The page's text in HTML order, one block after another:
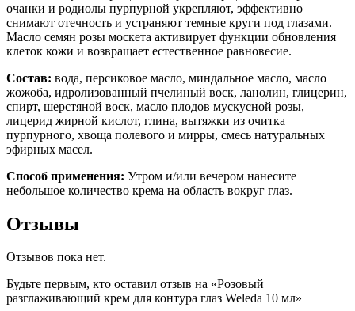
очанки и родиолы пурпурной укрепляют, эффективно
снимают отечность и устраняют темные круги под глазами.
Масло семян розы москета активирует функции обновления
клеток кожи и возвращает естественное равновесие.
Состав: вода, персиковое масло, миндальное масло, масло
жожоба, идролизованный пчелиный воск, ланолин, глицерин,
спирт, шерстяной воск, масло плодов мускусной розы,
лицерид жирной кислот, глина, вытяжки из очитка
пурпурного, хвоща полевого и мирры, смесь натуральных
эфирных масел.
Способ применения: Утром и/или вечером нанесите
небольшое количество крема на область вокруг глаз.
Отзывы
Отзывов пока нет.
Будьте первым, кто оставил отзыв на «Розовый
разглаживающий крем для контура глаз Weleda 10 мл»